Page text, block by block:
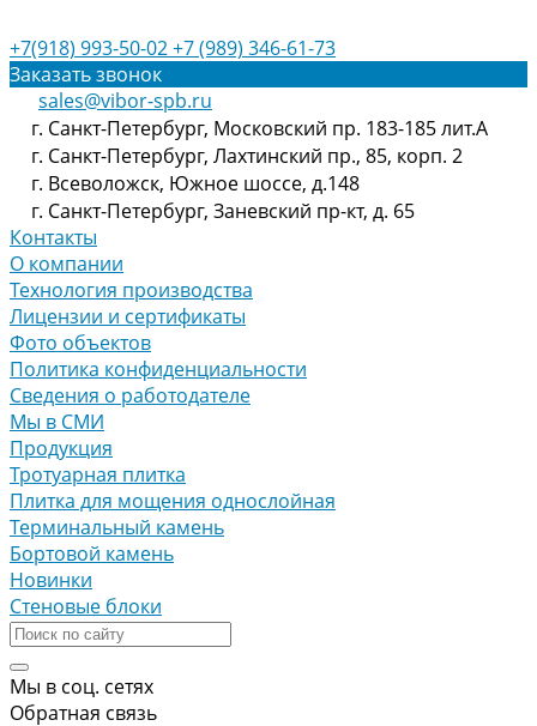
+7(918) 993-50-02+7 (989) 346-61-73
Заказать звонок
sales@vibor-spb.ru
г. Санкт-Петербург, Московский пр. 183-185 лит.А
г. Санкт-Петербург, Лахтинский пр., 85, корп. 2
г. Всеволожск, Южное шоссе, д.148
г. Санкт-Петербург, Заневский пр-кт, д. 65
Контакты
О компании
Технология производства
Лицензии и сертификаты
Фото объектов
Политика конфиденциальности
Сведения о работодателе
Мы в СМИ
Продукция
Тротуарная плитка
Плитка для мощения однослойная
Терминальный камень
Бортовой камень
Новинки
Стеновые блоки
Мы в соц. сетях
Обратная связь